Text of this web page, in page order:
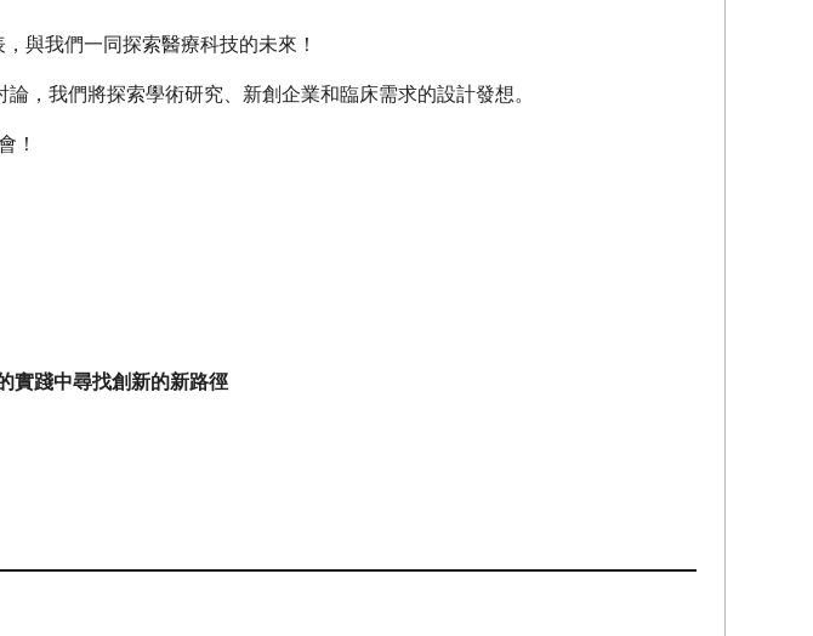
與我們一同探索醫療科技的未來！
，我們將探索學術研究、新創企業和臨床需求的設計發想。
！
實踐中尋找創新的新路徑